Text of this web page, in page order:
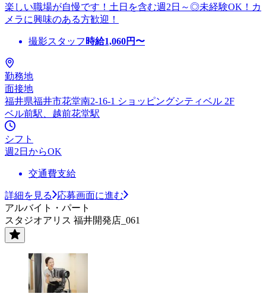
楽しい職場が自慢です！土日を含む週2日～◎未経験OK！カ
メラに興味のある方歓迎！
撮影スタッフ 時給1,060円〜
勤務地
面接地
福井県福井市花堂南2-16-1 ショッピングシティベル 2F
ベル前駅、越前花堂駅
シフト
週2日からOK
交通費支給
詳細を見る
応募画面に進む
アルバイト・パート
スタジオアリス 福井開発店_061